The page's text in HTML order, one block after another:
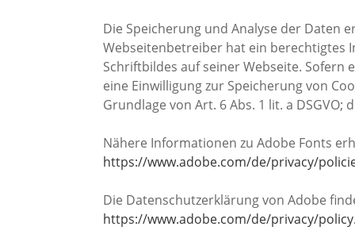
Die Speicherung und Analyse der Daten
Webseitenbetreiber hat ein berechtigtes
Schriftbildes auf seiner Webseite. Sofern
eine Einwilligung zur Speicherung von
Grundlage von Art. 6 Abs. 1 lit. a
Nähere Informationen zu Adobe Fonts
https://www.adobe.com/de/privacy/
Die Datenschutzerklärung von Adobe
https://www.adobe.com/de/privacy/